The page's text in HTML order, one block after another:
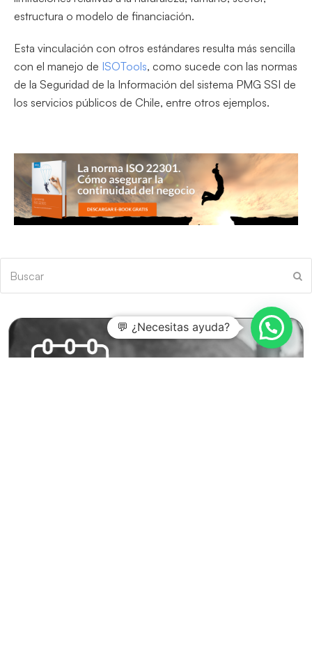
estructura o modelo de financiación.
Esta vinculación con otros estándares resulta más sencilla
con el manejo de ISOTools, como sucede con las normas
de la Seguridad de la Información del sistema PMG SSI de
los servicios públicos de Chile, entre otros ejemplos.
💬 ¿Necesitas ayuda?